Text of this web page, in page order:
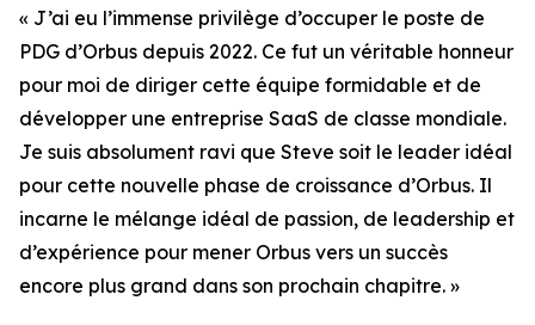
« J’ai eu l’immense privilège d’occuper le poste de
PDG d’Orbus depuis 2022. Ce fut un véritable honneur
pour moi de diriger cette équipe formidable et de
développer une entreprise SaaS de classe mondiale.
Je suis absolument ravi que Steve soit le leader idéal
pour cette nouvelle phase de croissance d’Orbus. Il
incarne le mélange idéal de passion, de leadership et
d’expérience pour mener Orbus vers un succès
encore plus grand dans son prochain chapitre. »